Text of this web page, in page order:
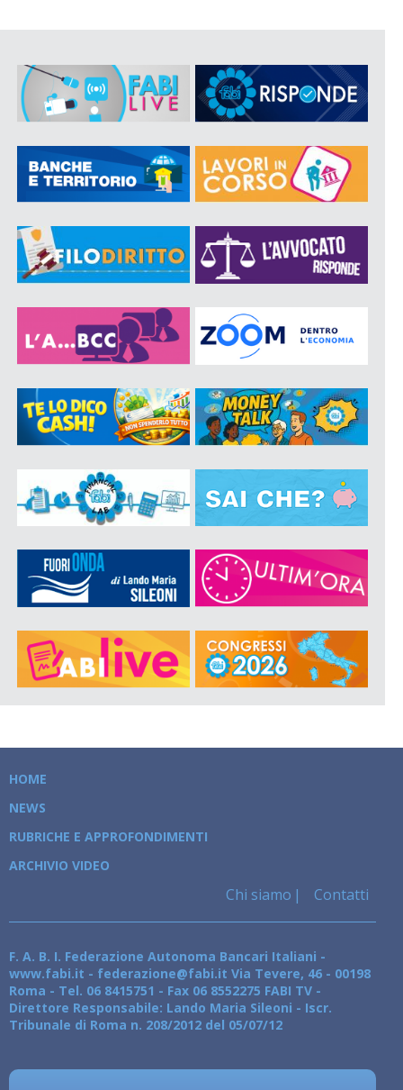
HOME
NEWS
RUBRICHE E APPROFONDIMENTI
ARCHIVIO VIDEO
Chi siamo Contatti
F. A. B. I. Federazione Autonoma Bancari Italiani -
www.fabi.it - federazione@fabi.it Via Tevere, 46 - 00198
Roma - Tel. 06 8415751 - Fax 06 8552275 FABI TV -
Direttore Responsabile: Lando Maria Sileoni - Iscr.
Tribunale di Roma n. 208/2012 del 05/07/12